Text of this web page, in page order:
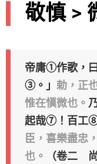
敬慎 >
帝庸①作歌，
③。」 勅，正
惟在愼微也。
起哉⑦！百工
臣，喜樂盡忠
也。
（卷二